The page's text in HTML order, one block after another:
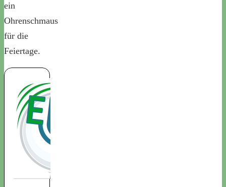
ein
Ohrenschmaus
für die
Feiertage.